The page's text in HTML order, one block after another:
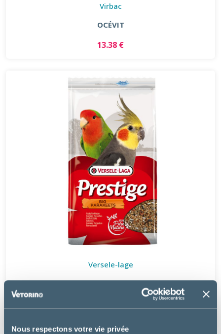
Nous respectons votre vie privée
Virbac
OCÉVIT
13.38 €
Versele-lage
GRANDE PERRUCHE PRESTIGE GRAINES